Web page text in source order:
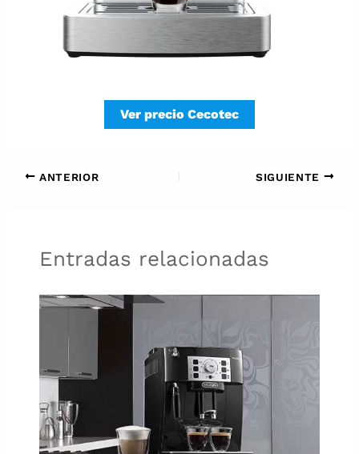
Ver precio Cecotec
ANTERIOR SIGUIENTE
Entradas relacionadas